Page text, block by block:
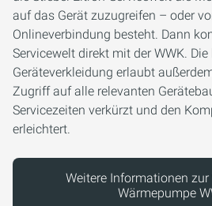
auf das Gerät zuzugreifen – oder
Onlineverbindung besteht. Dann
Servicewelt direkt mit der WWK.
Geräteverkleidung erlaubt
Zugriff auf alle relevanten
Servicezeiten verkürzt und den
erleichtert.
Weitere Informationen
Wärmepumpe